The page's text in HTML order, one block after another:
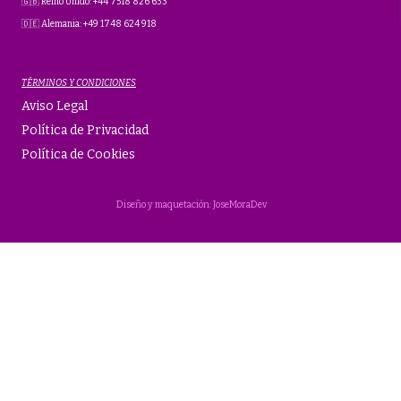
🇩🇪 Alemania: +49 1748 624 918
TÉRMINOS Y CONDICIONES
Aviso Legal
Política de Privacidad
Política de Cookies
Diseño y maquetación: JoseMoraDev